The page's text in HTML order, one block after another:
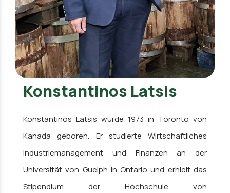
Konstantinos Latsis
Konstantinos Latsis wurde 1973 in Toronto von
Kanada geboren. Er studierte Wirtschaftliches
Industriemanagement und Finanzen an der
Universität von Guelph in Ontario und erhielt das
Stipendium der Hochschule von